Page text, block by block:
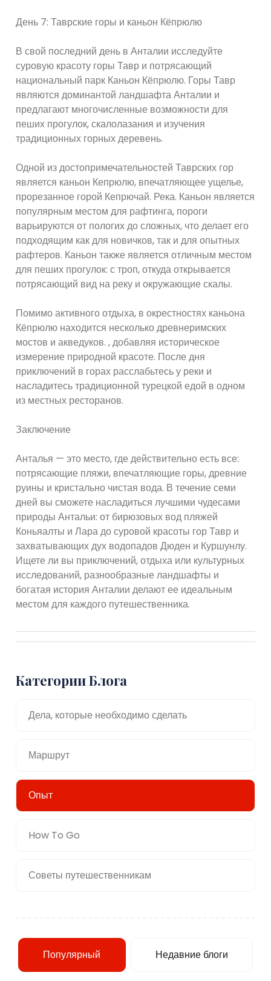
День 7: Таврские горы и каньон Кёпрюлю
В свой последний день в Анталии исследуйте
суровую красоту горы Тавр и потрясающий
национальный парк Каньон Кёпрюлю. Горы Тавр
являются доминантой ландшафта Анталии и
предлагают многочисленные возможности для
пеших прогулок, скалолазания и изучения
традиционных горных деревень.
Одной из достопримечательностей Таврских гор
является каньон Кепрюлю, впечатляющее ущелье,
прорезанное горой Кепрючай. Река. Каньон является
популярным местом для рафтинга, пороги
варьируются от пологих до сложных, что делает его
подходящим как для новичков, так и для опытных
рафтеров. Каньон также является отличным местом
для пеших прогулок: с троп, откуда открывается
потрясающий вид на реку и окружающие скалы.
Помимо активного отдыха, в окрестностях каньона
Кёпрюлю находится несколько древнеримских
мостов и акведуков. , добавляя историческое
измерение природной красоте. После дня
приключений в горах расслабьтесь у реки и
насладитесь традиционной турецкой едой в одном
из местных ресторанов.
Заключение
Анталья — это место, где действительно есть все:
потрясающие пляжи, впечатляющие горы, древние
руины и кристально чистая вода. В течение семи
дней вы сможете насладиться лучшими чудесами
природы Антальи: от бирюзовых вод пляжей
Коньяалты и Лара до суровой красоты гор Тавр и
захватывающих дух водопадов Дюден и Куршунлу.
Ищете ли вы приключений, отдыха или культурных
исследований, разнообразные ландшафты и
богатая история Анталии делают ее идеальным
местом для каждого путешественника.
Категории Блога
Дела, которые необходимо сделать
Маршрут
Опыт
How To Go
Советы путешественникам
Популярный Недавние блоги